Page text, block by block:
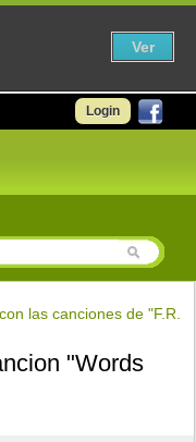
Login
las canciones de "F.R.
"Words
Ver